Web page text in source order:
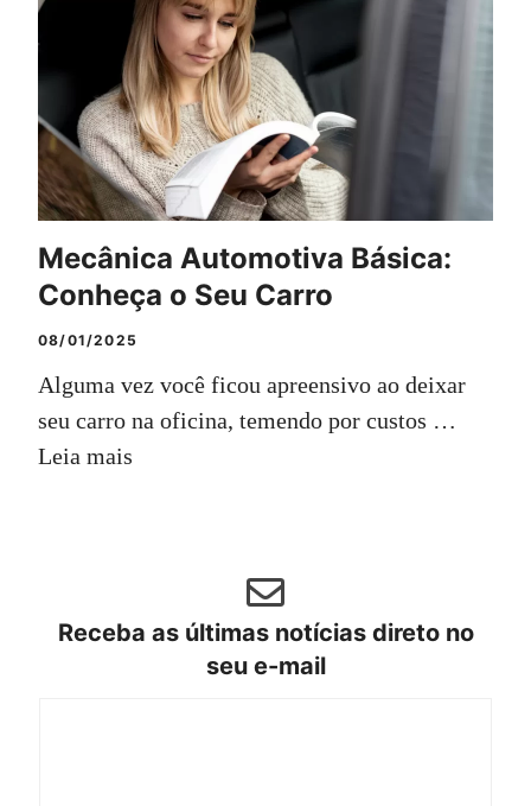
Mecânica Automotiva Básica:
Conheça o Seu Carro
08/01/2025
Alguma vez você ficou apreensivo ao deixar
seu carro na oficina, temendo por custos …
Leia mais
Receba as últimas notícias direto no
seu e-mail